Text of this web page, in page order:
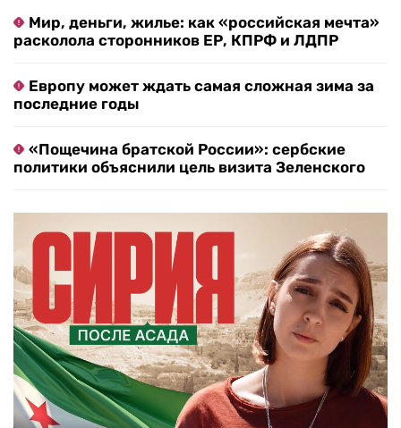
Мир, деньги, жилье: как «российская мечта»
расколола сторонников ЕР, КПРФ и ЛДПР
Европу может ждать самая сложная зима за
последние годы
«Пощечина братской России»: сербские
политики объяснили цель визита Зеленского